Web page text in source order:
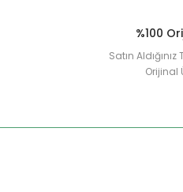
%100
Satın
Orijinal